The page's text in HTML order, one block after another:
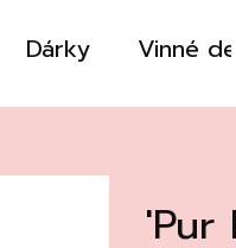
Dárky Vinné
'Pur